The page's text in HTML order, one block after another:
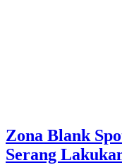
Zona Blank
Serang